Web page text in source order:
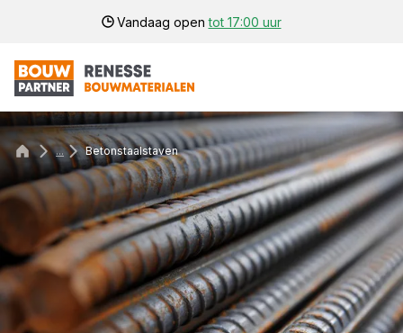
Vandaag opentot 17:00 uur
... Betonstaalstaven